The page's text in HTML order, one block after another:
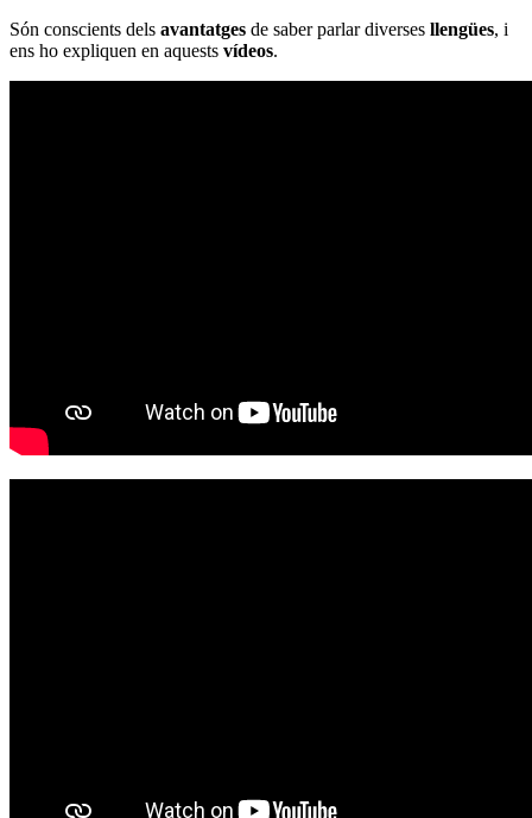
Són conscients dels avantatges de saber parlar diverses llengües, i
ens ho expliquen en aquests vídeos.